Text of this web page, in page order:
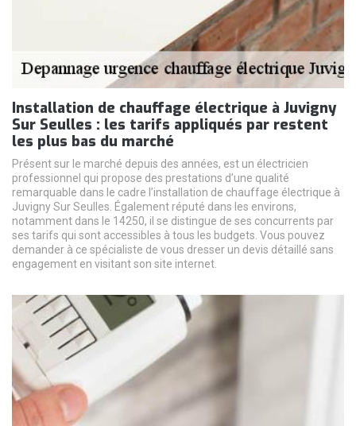
Installation de chauffage électrique à Juvigny
Sur Seulles : les tarifs appliqués par restent
les plus bas du marché
Présent sur le marché depuis des années, est un électricien
professionnel qui propose des prestations d’une qualité
remarquable dans le cadre l’installation de chauffage électrique à
Juvigny Sur Seulles. Également réputé dans les environs,
notamment dans le 14250, il se distingue de ses concurrents par
ses tarifs qui sont accessibles à tous les budgets. Vous pouvez
demander à ce spécialiste de vous dresser un devis détaillé sans
engagement en visitant son site internet.